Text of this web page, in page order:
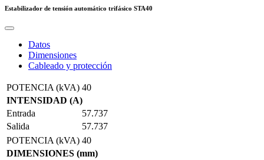
Estabilizador de tensión automático trifásico STA40
Datos
Dimensiones
Cableado y protección
POTENCIA (kVA) 40
INTENSIDAD (A)
Entrada
57.737
Salida
57.737
POTENCIA (kVA) 40
DIMENSIONES (mm)